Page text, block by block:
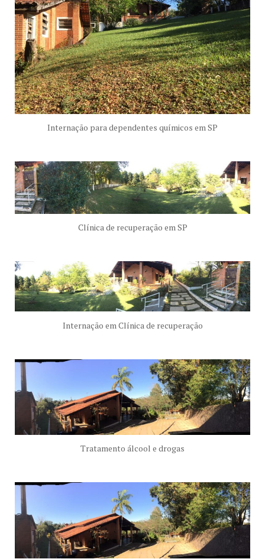
Internação para dependentes químicos em SP
Clínica de recuperação em SP
Internação em Clínica de recuperação
Tratamento álcool e drogas